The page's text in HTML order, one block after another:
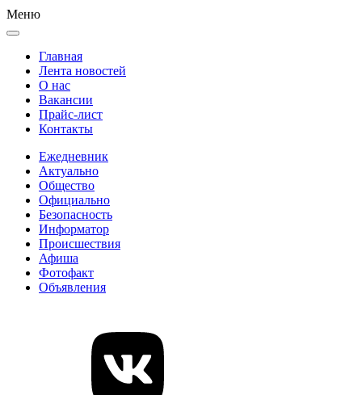
Меню
Главная
Лента новостей
О нас
Вакансии
Прайс-лист
Контакты
Ежедневник
Актуально
Общество
Официально
Безопасность
Информатор
Происшествия
Афиша
Фотофакт
Объявления